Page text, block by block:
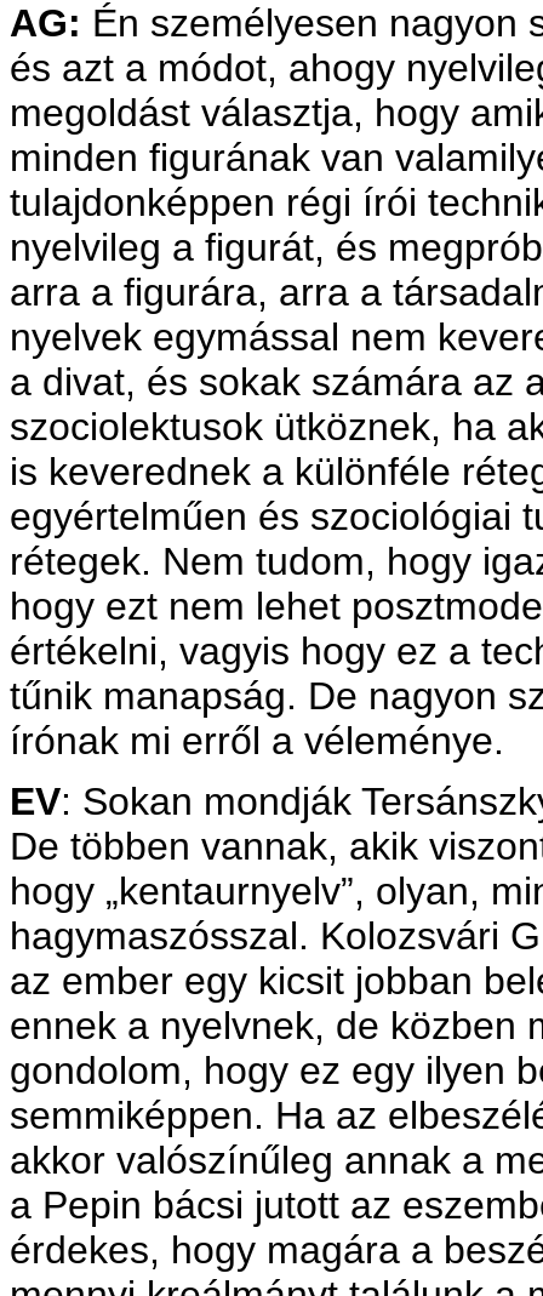
AG: Én személyesen nagyon
és azt a módot, ahogy
megoldást választja, hogy
minden figurának van
tulajdonképpen régi írói
nyelvileg a figurát, és
arra a figurára, arra a
nyelvek egymással nem
a divat, és sokak számára az
szociolektusok ütköznek, ha
is keverednek a különféle
egyértelműen és szociológiai
rétegek. Nem tudom, hogy
hogy ezt nem lehet
értékelni, vagyis hogy ez a
tűnik manapság. De nagyon
írónak mi erről a véleménye.
EV: Sokan mondják
De többen vannak, akik
hogy „kentaurnyelv”, olyan,
hagymaszósszal. Kolozsvári
az ember egy kicsit jobban
ennek a nyelvnek, de közben
gondolom, hogy ez egy ilyen
semmiképpen. Ha az
akkor valószínűleg annak a
a Pepin bácsi jutott az
érdekes, hogy magára a